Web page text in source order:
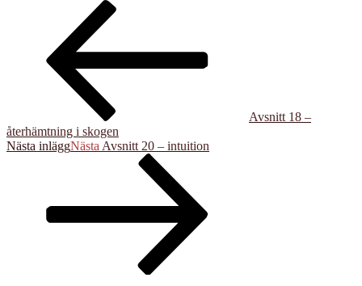
Avsnitt 18 –
återhämtning i skogen
Nästa inläggNästa Avsnitt 20 – intuition